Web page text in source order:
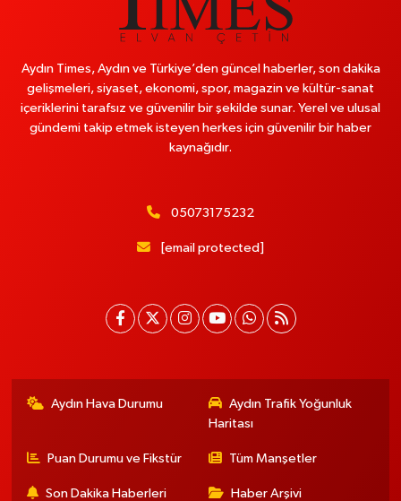
Aydın Times, Aydın ve Türkiye’den güncel haberler, son dakika
gelişmeleri, siyaset, ekonomi, spor, magazin ve kültür-sanat
içeriklerini tarafsız ve güvenilir bir şekilde sunar. Yerel ve ulusal
gündemi takip etmek isteyen herkes için güvenilir bir haber
kaynağıdır.
05073175232
[email protected]
Aydın Hava Durumu
Aydın Trafik Yoğunluk
Haritası
Puan Durumu ve Fikstür Tüm Manşetler
Son Dakika Haberleri Haber Arşivi